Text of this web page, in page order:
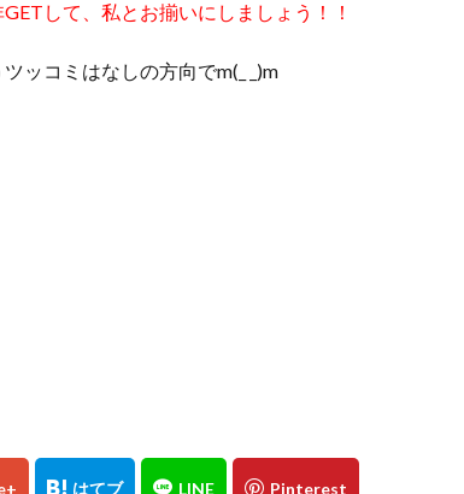
して、私とお揃いにしましょう！！
ッコミはなしの方向でm(_ _)m